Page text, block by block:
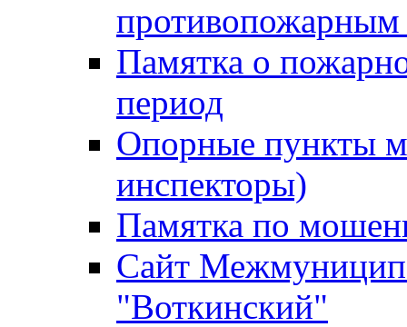
Памятка о
период
Опорные пункты
инспекторы)
Памятка по
Сайт
"Воткинский"